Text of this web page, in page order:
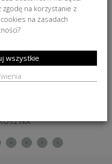
zgodę na korzystanie z
na zasadach
wszystkie